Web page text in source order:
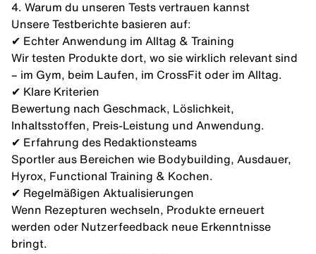
4. Warum du unseren Tests vertrauen kannst
Unsere Testberichte basieren auf:
✔ Echter Anwendung im Alltag & Training
Wir testen Produkte dort, wo sie wirklich relevant sind
– im Gym, beim Laufen, im CrossFit oder im Alltag.
✔ Klare Kriterien
Bewertung nach Geschmack, Löslichkeit,
Inhaltsstoffen, Preis-Leistung und Anwendung.
✔ Erfahrung des Redaktionsteams
Sportler aus Bereichen wie Bodybuilding, Ausdauer,
Hyrox, Functional Training & Kochen.
✔ Regelmäßigen Aktualisierungen
Wenn Rezepturen wechseln, Produkte erneuert
werden oder Nutzerfeedback neue Erkenntnisse
bringt.